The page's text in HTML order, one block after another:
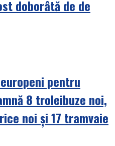
doborâtă de de
pentru
8 troleibuze noi,
noi și 17 tramvaie